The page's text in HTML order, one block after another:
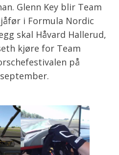
Glenn Key blir Team
i Formula Nordic
skal Håvard Hallerud,
kjøre for Team
på